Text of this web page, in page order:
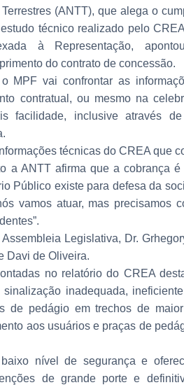
(ANTT), que alega o
técnico realizado pelo
à Representação,
do contrato de concessão.
MPF vai confrontar as
contratual, ou mesmo na
facilidade, inclusive através de
técnicas do CREA que
a ANTT afirma que a cobrança é
Público existe para defesa da
vamos atuar, mas precisamos
Legislativa, Dr.
Davi de Oliveira.
no relatório do CREA
inadequada,
de pedágio em trechos de maior
aos usuários e praças de
nível de segurança e
de grande porte e